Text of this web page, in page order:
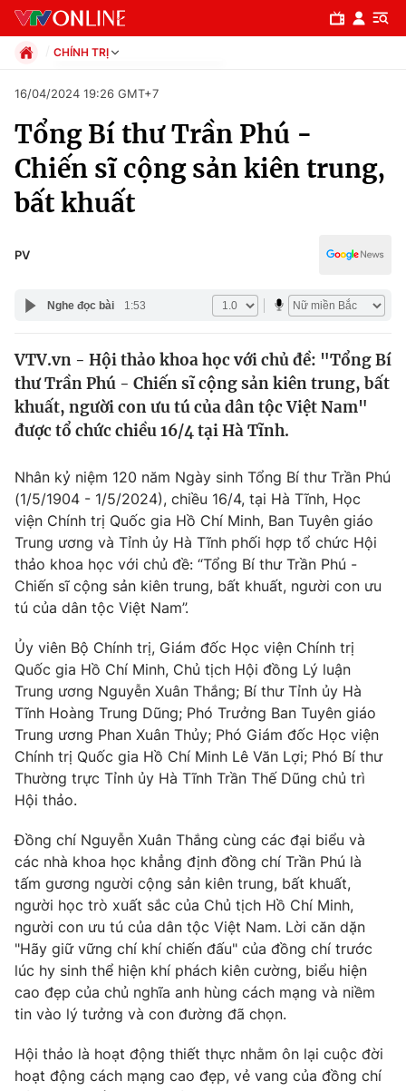
Chuyên mục
Chính trị
Thế giới
Tin tức
Câu chuyện quốc tế
Kinh tế
Tài chính
Thị trường
Góc doanh nghiệp
Dữ liệu và đời sống
Truyền hình
Phim VTV
Nhân vật
Khán giả
Giải sao mai
Giải trí
Điện ảnh
Âm nhạc
Sao
Đời sống
Du lịch
Làm đẹp
Chất lượng cuộc sống
Giáo dục
Tuyển sinh
Học trực tuyến
Công nghệ
Hitech Công nghệ tương lai
Sản phẩm
Thị trường
Tư vấn
Giao lưu trực tuyến
Lịch phát sóng
Chuyên mục khác
Emagazine Podcast
Photo Infographic
Video Shorts video
CHÍNH TRỊ
Xã hội
Pháp luật
Kinh tế
Thể thao
Truyền hình
Giáo dục
16/04/2024 19:26 GMT+7
Tổng Bí thư Trần Phú -
Chiến sĩ cộng sản kiên trung,
bất khuất
PV
Nghe đọc bài 1:53
VTV.vn - Hội thảo khoa học với chủ đề: "Tổng Bí
thư Trần Phú - Chiến sĩ cộng sản kiên trung, bất
khuất, người con ưu tú của dân tộc Việt Nam"
được tổ chức chiều 16/4 tại Hà Tĩnh.
Nhân kỷ niệm 120 năm Ngày sinh Tổng Bí thư Trần Phú
(1/5/1904 - 1/5/2024), chiều 16/4, tại Hà Tĩnh, Học
viện Chính trị Quốc gia Hồ Chí Minh, Ban Tuyên giáo
Trung ương và Tỉnh ủy Hà Tĩnh phối hợp tổ chức Hội
thảo khoa học với chủ đề: “Tổng Bí thư Trần Phú -
Chiến sĩ cộng sản kiên trung, bất khuất, người con ưu
tú của dân tộc Việt Nam”.
Ủy viên Bộ Chính trị, Giám đốc Học viện Chính trị
Quốc gia Hồ Chí Minh, Chủ tịch Hội đồng Lý luận
Trung ương Nguyễn Xuân Thắng; Bí thư Tỉnh ủy Hà
Tĩnh Hoàng Trung Dũng; Phó Trưởng Ban Tuyên giáo
Trung ương Phan Xuân Thủy; Phó Giám đốc Học viện
Chính trị Quốc gia Hồ Chí Minh Lê Văn Lợi; Phó Bí thư
Thường trực Tỉnh ủy Hà Tĩnh Trần Thế Dũng chủ trì
Hội thảo.
Đồng chí Nguyễn Xuân Thắng cùng các đại biểu và
các nhà khoa học khẳng định đồng chí Trần Phú là
tấm gương người cộng sản kiên trung, bất khuất,
người học trò xuất sắc của Chủ tịch Hồ Chí Minh,
người con ưu tú của dân tộc Việt Nam. Lời căn dặn
"Hãy giữ vững chí khí chiến đấu" của đồng chí trước
lúc hy sinh thể hiện khí phách kiên cường, biểu hiện
cao đẹp của chủ nghĩa anh hùng cách mạng và niềm
tin vào lý tưởng và con đường đã chọn.
Hội thảo là hoạt động thiết thực nhằm ôn lại cuộc đời
hoạt động cách mạng cao đẹp, vẻ vang của đồng chí